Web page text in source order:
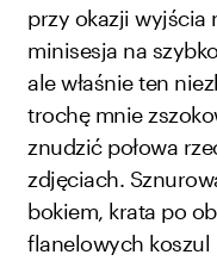
przy okazji wyjścia
minisesja na
ale właśnie ten
trochę mnie
znudzić połowa
zdjęciach.
bokiem, krata po
flanelowych koszul